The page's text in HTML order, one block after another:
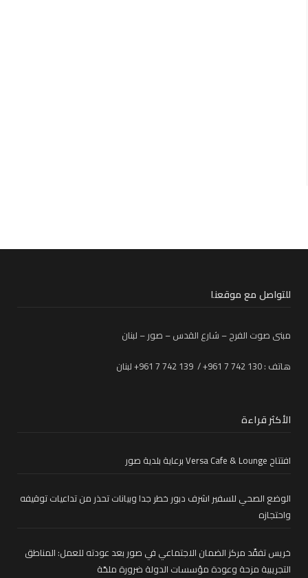
للتواصل مع موقعنا
مبنى صوت الفرح – شارع القدس – صور – لبنان
هاتف : 130 742 7 961+ / 139 742 7 961+ لبنان
الأكثر قراءة
افتتاح Versa Cafe & Lounge برعاية بلدية صور
الوضع الصحي للسفير اشرف دبور خطر جدا وبيانات تحذر من تداعيات توقيفه
واحتجازه
خريس تفقّد مركز الضمان الاجتماعي في صور بعد عودته للعمل: المناطق
التجريبية مزحة وعودة مؤسسات الدولة ضرورة ملحّة